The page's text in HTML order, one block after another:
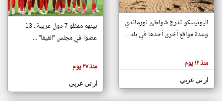
تغيير الدولة
اخبار جزر القمر على مدار الساعة
أهم اخبار جزر القمر العاجلة والمباشرة
هنا عن
وجهة
كاتبيها.
اليونيسكو تدرج شواطئ نورماندي
وعدة مواقع أخرى أحدها في بلد ...
منذ ١٢ يوم
ار تي عربي
بينهم ممثلو 7 دول عربية.. 13
عضوا في مجلس "الفيفا" ...
منذ ٢٧ يوم
ار تي عربي
klyoum.com